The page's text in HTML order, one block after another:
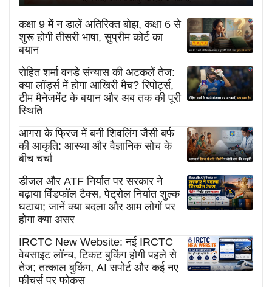
कक्षा 9 में न डालें अतिरिक्त बोझ, कक्षा 6 से
शुरू होगी तीसरी भाषा, सुप्रीम कोर्ट का
बयान
रोहित शर्मा वनडे संन्यास की अटकलें तेज:
क्या लॉर्ड्स में होगा आखिरी मैच? रिपोर्ट्स,
टीम मैनेजमेंट के बयान और अब तक की पूरी
स्थिति
आगरा के फ्रिज में बनी शिवलिंग जैसी बर्फ
की आकृति: आस्था और वैज्ञानिक सोच के
बीच चर्चा
डीजल और ATF निर्यात पर सरकार ने
बढ़ाया विंडफॉल टैक्स, पेट्रोल निर्यात शुल्क
घटाया; जानें क्या बदला और आम लोगों पर
होगा क्या असर
IRCTC New Website: नई IRCTC
वेबसाइट लॉन्च, टिकट बुकिंग होगी पहले से
तेज; तत्काल बुकिंग, AI सपोर्ट और कई नए
फीचर्स पर फोकस